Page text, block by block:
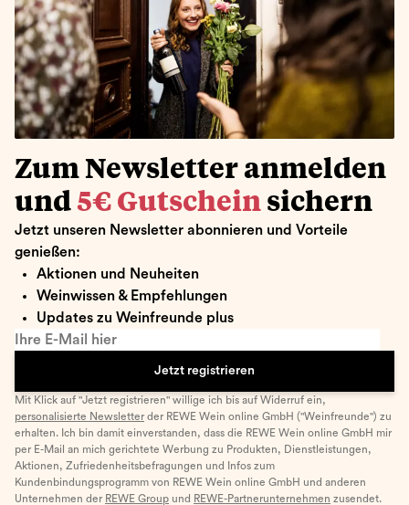
Zum Newsletter anmelden
und 5€ Gutschein sichern
Jetzt unseren Newsletter abonnieren und Vorteile
genießen:
Aktionen und Neuheiten
Weinwissen & Empfehlungen
Updates zu Weinfreunde plus
Ihre E-Mail hier
Jetzt registrieren
Mit Klick auf "Jetzt registrieren" willige ich bis auf Widerruf ein,
personalisierte Newsletter der REWE Wein online GmbH ("Weinfreunde") zu
erhalten. Ich bin damit einverstanden, dass die REWE Wein online GmbH mir
per E-Mail an mich gerichtete Werbung zu Produkten, Dienstleistungen,
Aktionen, Zufriedenheitsbefragungen und Infos zum
Kundenbindungsprogramm von REWE Wein online GmbH und anderen
Unternehmen der REWE Group und REWE-Partnerunternehmen zusendet.